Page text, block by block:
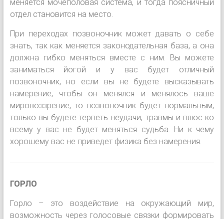
меняется мочеполовая система, и тогда поясничный
отдел становится на место.
При переходах позвоночник может давать о себе
знать, так как меняется законодательная база, а она
должна гибко меняться вместе с ним. Вы можете
заниматься йогой и у вас будет отличный
позвоночник, но если вы не будете высказывать
намерение, чтобы он менялся и менялось ваше
мировоззрение, то позвоночник будет нормальным,
только вы будете терпеть неудачи, травмы и плюс ко
всему у вас не будет меняться судьба. Ни к чему
хорошему вас не приведет физика без намерения.
ГОРЛО
Горло – это воздействие на окружающий мир,
возможность через голосовые связки формировать